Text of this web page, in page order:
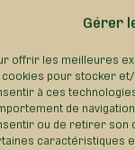
Gérer
offrir les meilleures
cookies pour stocker
à ces
de
ou de retirer son
caractéristiques